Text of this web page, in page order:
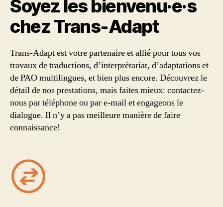
Soyez les bienvenu·e·s
chez Trans‑Adapt
Trans-Adapt est votre partenaire et allié pour tous vos
travaux de traductions, d’interprétariat, d’adaptations et
de PAO multilingues, et bien plus encore. Découvrez le
détail de nos prestations, mais faites mieux: contactez-
nous par téléphone ou par e-mail et engageons le
dialogue. Il n’y a pas meilleure manière de faire
connaissance!